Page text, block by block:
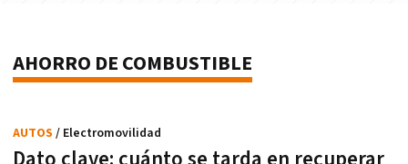
AHORRO DE COMBUSTIBLE
AUTOS / Electromovilidad